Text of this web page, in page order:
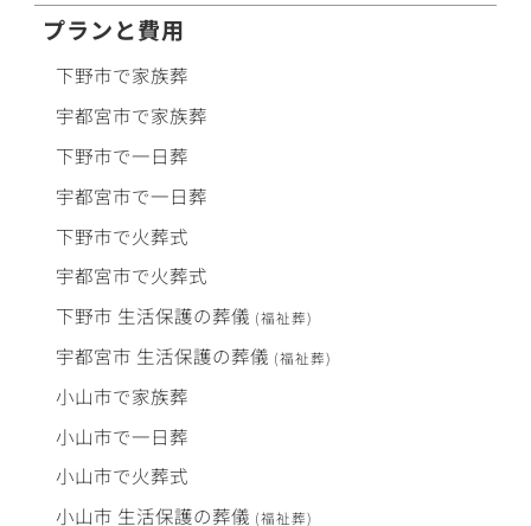
プランと費用
下野市で家族葬
宇都宮市で家族葬
下野市で一日葬
宇都宮市で一日葬
下野市で火葬式
宇都宮市で火葬式
下野市 生活保護の葬儀 (福祉葬)
宇都宮市 生活保護の葬儀 (福祉葬)
小山市で家族葬
小山市で一日葬
小山市で火葬式
小山市 生活保護の葬儀 (福祉葬)